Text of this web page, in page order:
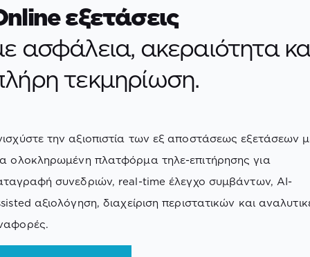
εξετάσεις
ασφάλεια, ακεραιότητα
τεκμηρίωση.
την αξιοπιστία των εξ αποστάσεως εξετάσεων
ολοκληρωμένη πλατφόρμα τηλε-επιτήρησης για
συνεδριών, real-time έλεγχο συμβάντων, AI-
αξιολόγηση, διαχείριση περιστατικών και